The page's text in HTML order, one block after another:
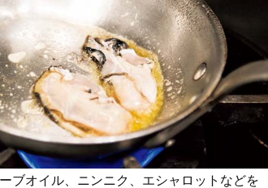
ブオイル、ニンニク、エシャロットなどを